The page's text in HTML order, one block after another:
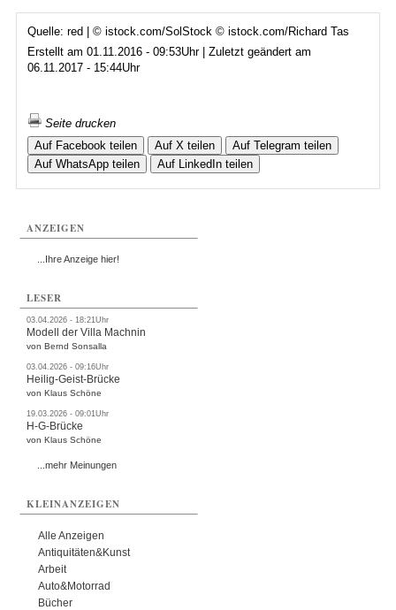
Quelle: red | © istock.com/SolStock © istock.com/Richard Tas
Erstellt am 01.11.2016 - 09:53Uhr | Zuletzt geändert am
06.11.2017 - 15:44Uhr
Seite drucken
Auf Facebook teilen
Auf X teilen
Auf Telegram teilen
Auf WhatsApp teilen
Auf LinkedIn teilen
ANZEIGEN
...Ihre Anzeige hier!
LESER
03.04.2026 - 18:21Uhr
Modell der Villa Machnin
von Bernd Sonsalla
03.04.2026 - 09:16Uhr
Heilig-Geist-Brücke
von Klaus Schöne
19.03.2026 - 09:01Uhr
H-G-Brücke
von Klaus Schöne
...mehr Meinungen
KLEINANZEIGEN
Alle Anzeigen
Antiquitäten&Kunst
Arbeit
Auto&Motorrad
Bücher